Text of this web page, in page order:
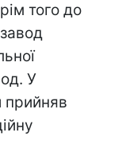
того до
У
прийняв